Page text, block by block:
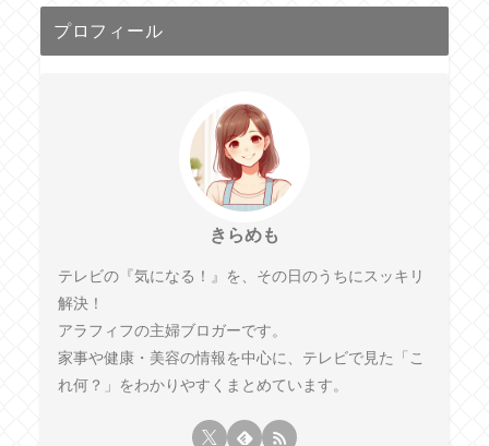
プロフィール
きらめも
テレビの『気になる！』を、その日のうちにスッキリ
解決！
アラフィフの主婦ブロガーです。
家事や健康・美容の情報を中心に、テレビで見た「こ
れ何？」をわかりやすくまとめています。